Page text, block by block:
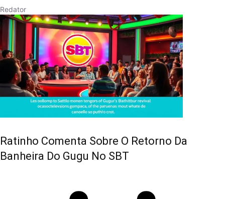
Redator
Ratinho Comenta Sobre O Retorno Da
Banheira Do Gugu No SBT